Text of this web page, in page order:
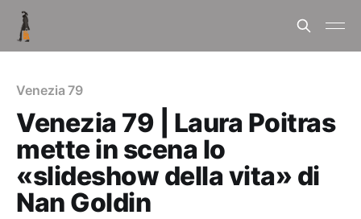
Venezia 79
Venezia 79 | Laura Poitras
mette in scena lo
«slideshow della vita» di
Nan Goldin